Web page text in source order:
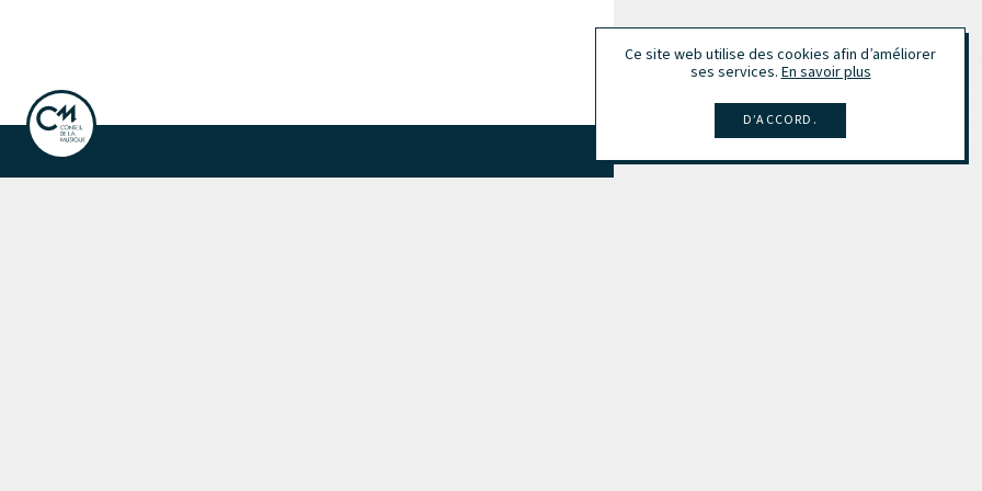
Ce site web utilise des cookies afin d’améliorer
ses services.En savoir plus
D’ACCORD.
Tout afficher